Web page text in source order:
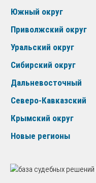
Южный округ
Приволжский округ
Уральский округ
Сибирский округ
Дальневосточный
Северо-Кавказский
Крымский округ
Новые регионы